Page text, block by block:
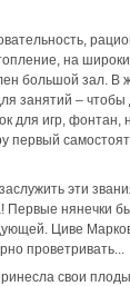
на
большой зал. В
занятий –
для игр, фонтан,
первый
эти
Первые нянечки
Циве
проветривать...
свои